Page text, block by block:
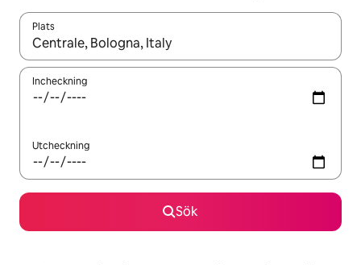
Plats
När resultaten är tillgängliga kan du navigera med upp- och
Incheckning
Utcheckning
Sök